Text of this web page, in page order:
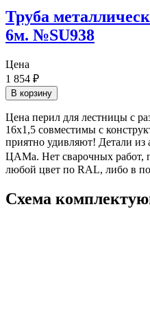
Труба
6м. №SU938
Цена
1 854 ₽
В корзину
Цена перил для лестницы с
16х1,5 совместимы с
приятно удивляют! Детали
ЦАМа. Нет сварочных работ,
любой цвет по RAL, либо в
Схема